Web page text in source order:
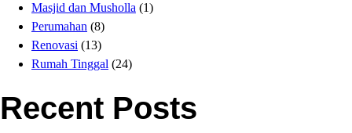
Masjid dan Musholla (1)
Perumahan (8)
Renovasi (13)
Rumah Tinggal (24)
Recent Posts